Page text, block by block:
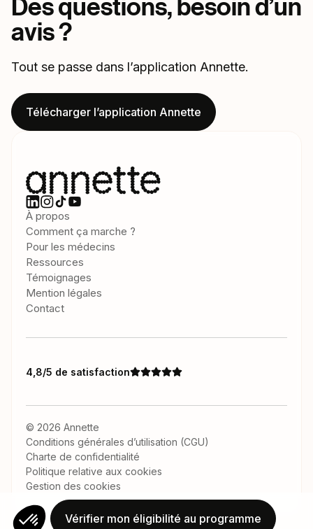
Des questions, besoin d’un
avis ?
Tout se passe dans l’application Annette.
Télécharger l’application Annette
À propos
Comment ça marche ?
Pour les médecins
Ressources
Témoignages
Mention légales
Contact
4,8/5 de satisfaction
© 2026 Annette
Conditions générales d’utilisation (CGU)
Charte de confidentialité
Politique relative aux cookies
Gestion des cookies
Vérifier mon éligibilité au programme